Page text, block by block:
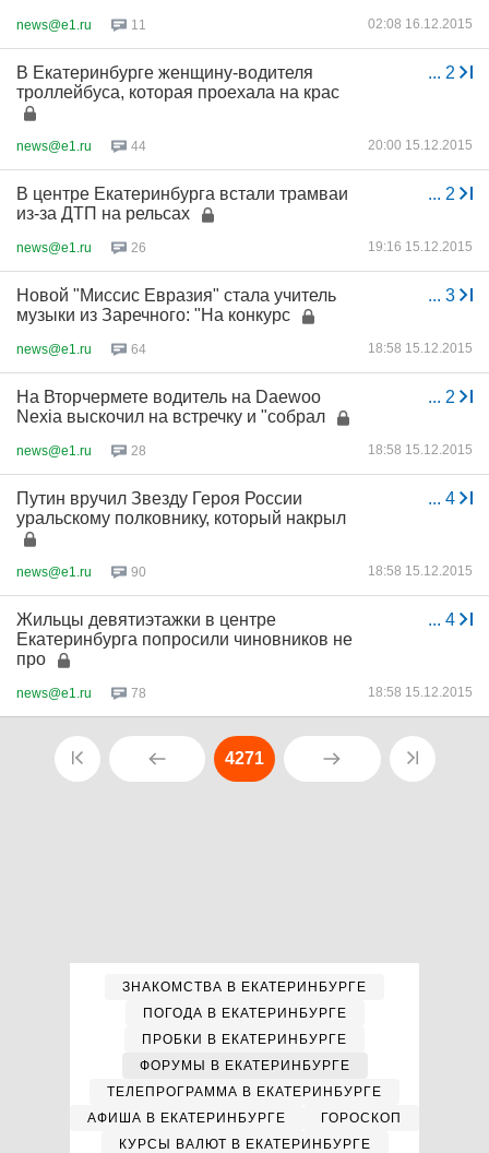
news@e1.ru 11 02:08 16.12.2015
... 2
В Екатеринбурге женщину-водителя
троллейбуса, которая проехала на крас
news@e1.ru 44 20:00 15.12.2015
... 2
В центре Екатеринбурга встали трамваи
из-за ДТП на рельсах
news@e1.ru 26 19:16 15.12.2015
... 3
Новой "Миссис Евразия" стала учитель
музыки из Заречного: "На конкурс
news@e1.ru 64 18:58 15.12.2015
... 2
На Вторчермете водитель на Daewoo
Nexia выскочил на встречку и "собрал
news@e1.ru 28 18:58 15.12.2015
... 4
Путин вручил Звезду Героя России
уральскому полковнику, который накрыл
news@e1.ru 90 18:58 15.12.2015
... 4
Жильцы девятиэтажки в центре
Екатеринбурга попросили чиновников не
про
news@e1.ru 78 18:58 15.12.2015
4271
ЗНАКОМСТВА В ЕКАТЕРИНБУРГЕ
ПОГОДА В ЕКАТЕРИНБУРГЕ
ПРОБКИ В ЕКАТЕРИНБУРГЕ
ФОРУМЫ В ЕКАТЕРИНБУРГЕ
ТЕЛЕПРОГРАММА В ЕКАТЕРИНБУРГЕ
АФИША В ЕКАТЕРИНБУРГЕ
ГОРОСКОП
КУРСЫ ВАЛЮТ В ЕКАТЕРИНБУРГЕ